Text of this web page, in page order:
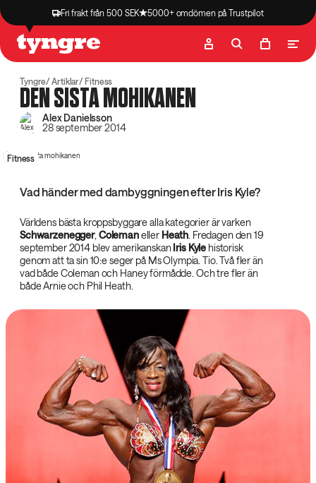
Fri frakt från 500 SEK 5000+ omdömen på Trustpilot
Butik Recept
Tyngre Artiklar Fitness
DEN SISTA MOHIKANEN
Alex Danielsson
28 september 2014
Fitness
Vad händer med dambyggningen efter Iris Kyle?
Världens bästa kroppsbyggare alla kategorier är varken
Schwarzenegger‌, Coleman‌eller Heath‌ . Fredagen den 19
september 2014 blev amerikanskanIris Kyle‌ historisk
genom att ta sin 10:e seger på Ms Olympia. Tio. Två fler än
vad både Coleman och Haney förmådde. Och tre fler än
både Arnie och Phil Heath.